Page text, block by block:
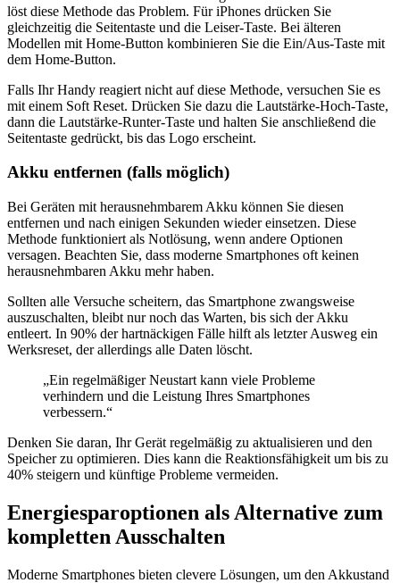
löst diese Methode das Problem. Für iPhones drücken Sie
gleichzeitig die Seitentaste und die Leiser-Taste. Bei älteren
Modellen mit Home-Button kombinieren Sie die Ein/Aus-Taste mit
dem Home-Button.
Falls Ihr Handy reagiert nicht auf diese Methode, versuchen Sie es
mit einem Soft Reset. Drücken Sie dazu die Lautstärke-Hoch-Taste,
dann die Lautstärke-Runter-Taste und halten Sie anschließend die
Seitentaste gedrückt, bis das Logo erscheint.
Akku entfernen (falls möglich)
Bei Geräten mit herausnehmbarem Akku können Sie diesen
entfernen und nach einigen Sekunden wieder einsetzen. Diese
Methode funktioniert als Notlösung, wenn andere Optionen
versagen. Beachten Sie, dass moderne Smartphones oft keinen
herausnehmbaren Akku mehr haben.
Sollten alle Versuche scheitern, das Smartphone zwangsweise
auszuschalten, bleibt nur noch das Warten, bis sich der Akku
entleert. In 90% der hartnäckigen Fälle hilft als letzter Ausweg ein
Werksreset, der allerdings alle Daten löscht.
„Ein regelmäßiger Neustart kann viele Probleme
verhindern und die Leistung Ihres Smartphones
verbessern.“
Denken Sie daran, Ihr Gerät regelmäßig zu aktualisieren und den
Speicher zu optimieren. Dies kann die Reaktionsfähigkeit um bis zu
40% steigern und künftige Probleme vermeiden.
Energiesparoptionen als Alternative zum
kompletten Ausschalten
Moderne Smartphones bieten clevere Lösungen, um den Akkustand